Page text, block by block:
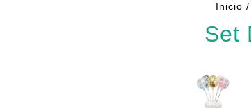
Inicio /
Set